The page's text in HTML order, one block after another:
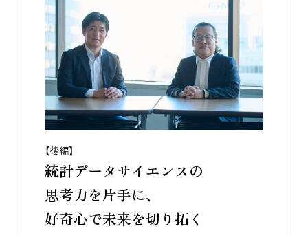
【後編】
統計データサイエンスの
思考力を片手に、
好奇心で未来を切り拓く